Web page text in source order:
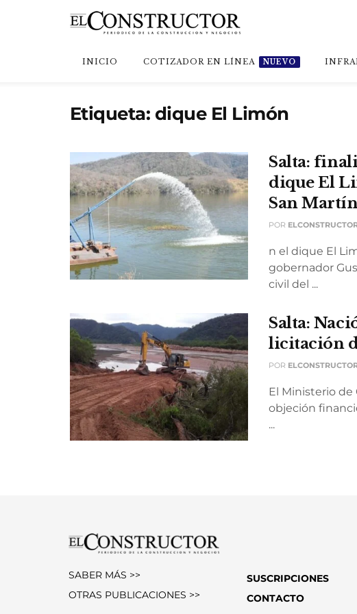
INICIO COTIZADOR EN LÍNEA NUEVO
Etiqueta: dique El Limón
Salta:
dique El
San
POR
n el dique El
gobernador
civil del ...
Salta:
licitación
POR
El Ministerio de
objeción
...
SABER MÁS >>
OTRAS PUBLICACIONES >>
SUSCRIPCIONES
CONTACTO